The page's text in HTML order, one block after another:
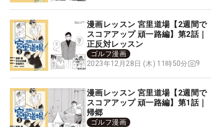
漫画レッスン 宮里道場【2週間で
スコアアップ 頑一路編】第2話｜
正反対レッスン
ゴルフ漫画
2023年12月28日 (木) 11時50分
9
漫画レッスン 宮里道場【2週間で
スコアアップ 頑一路編】第1話｜
帰郷
ゴルフ漫画